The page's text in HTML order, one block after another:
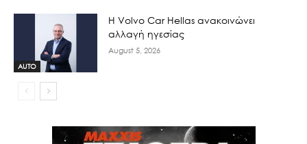
AUTO
H Volvo Car Hellas ανακοινώνει
αλλαγή ηγεσίας
August 5, 2026